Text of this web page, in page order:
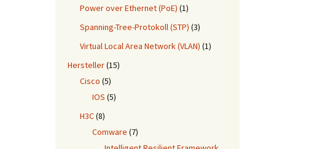
Power over Ethernet (PoE) (1)
Spanning-Tree-Protokoll (STP) (3)
Virtual Local Area Network (VLAN) (1)
Hersteller(15)
Cisco (5)
IOS (5)
H3C(8)
Comware (7)